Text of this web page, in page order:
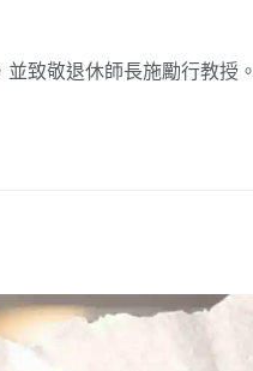
致敬退休師長施勵行教授。